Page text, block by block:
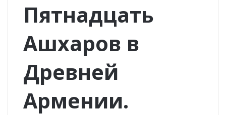
Пятнадцать
Ашхаров в
Древней
Армении.